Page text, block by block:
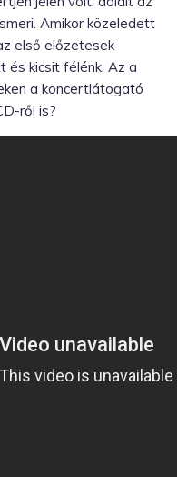
Amikor közeledett
első előzetesek
és kicsit félénk. Az a
a koncertlátogató
ről is?